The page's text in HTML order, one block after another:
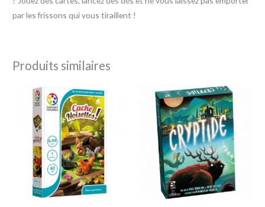
par les frissons qui vous tiraillent !
Produits similaires